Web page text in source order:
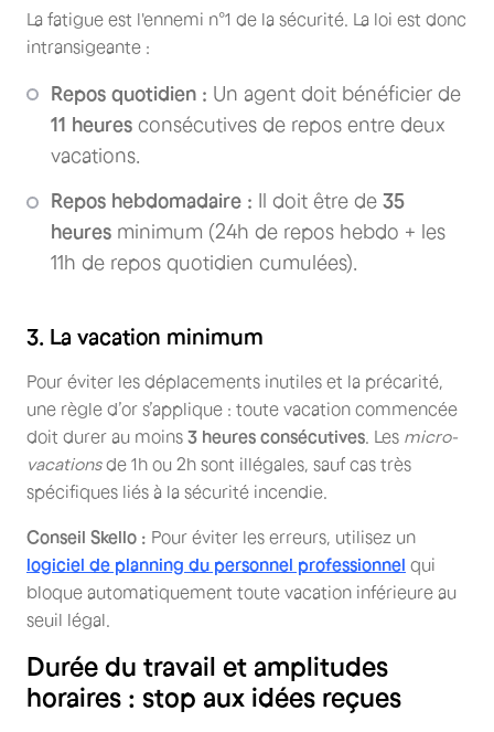
La fatigue est l'ennemi n°1 de la sécurité. La loi est donc
intransigeante :
Repos quotidien : Un agent doit bénéficier de
11 heures consécutives de repos entre deux
vacations.
Repos hebdomadaire : Il doit être de 35
heures minimum (24h de repos hebdo + les
11h de repos quotidien cumulées).
3. La vacation minimum
Pour éviter les déplacements inutiles et la précarité,
une règle d’or s’applique : toute vacation commencée
doit durer au moins 3 heures consécutives . Les micro-
vacationsde 1h ou 2h sont illégales, sauf cas très
spécifiques liés à la sécurité incendie.
Conseil Skello : Pour éviter les erreurs, utilisez un
logiciel de planning du personnel professionnel qui
bloque automatiquement toute vacation inférieure au
seuil légal.
Durée du travail et amplitudes
horaires : stop aux idées reçues